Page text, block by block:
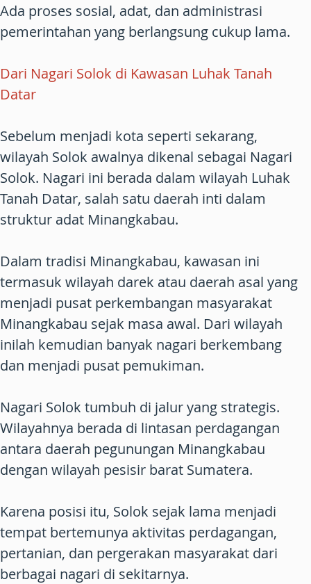
Ada proses sosial, adat, dan administrasi
pemerintahan yang berlangsung cukup lama.
Dari Nagari Solok di Kawasan Luhak Tanah
Datar
Sebelum menjadi kota seperti sekarang,
wilayah Solok awalnya dikenal sebagai Nagari
Solok. Nagari ini berada dalam wilayah Luhak
Tanah Datar, salah satu daerah inti dalam
struktur adat Minangkabau.
Dalam tradisi Minangkabau, kawasan ini
termasuk wilayah darek atau daerah asal yang
menjadi pusat perkembangan masyarakat
Minangkabau sejak masa awal. Dari wilayah
inilah kemudian banyak nagari berkembang
dan menjadi pusat pemukiman.
Nagari Solok tumbuh di jalur yang strategis.
Wilayahnya berada di lintasan perdagangan
antara daerah pegunungan Minangkabau
dengan wilayah pesisir barat Sumatera.
Karena posisi itu, Solok sejak lama menjadi
tempat bertemunya aktivitas perdagangan,
pertanian, dan pergerakan masyarakat dari
berbagai nagari di sekitarnya.